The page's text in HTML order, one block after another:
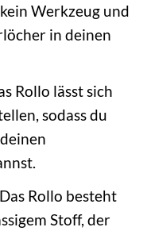
Werkzeug und
in deinen
Rollo lässt sich
sodass du
Das Rollo besteht
Stoff, der